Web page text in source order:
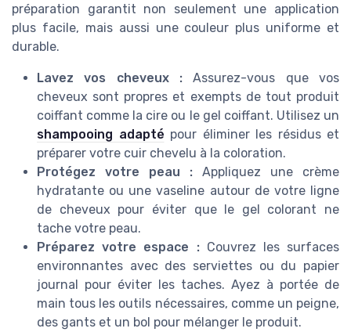
préparation garantit non seulement une application
plus facile, mais aussi une couleur plus uniforme et
durable.
Lavez vos cheveux : Assurez-vous que vos
cheveux sont propres et exempts de tout produit
coiffant comme la cire ou le gel coiffant. Utilisez un
shampooing adapté pour éliminer les résidus et
préparer votre cuir chevelu à la coloration.
Protégez votre peau : Appliquez une crème
hydratante ou une vaseline autour de votre ligne
de cheveux pour éviter que le gel colorant ne
tache votre peau.
Préparez votre espace :Couvrez les surfaces
environnantes avec des serviettes ou du papier
journal pour éviter les taches. Ayez à portée de
main tous les outils nécessaires, comme un peigne,
des gants et un bol pour mélanger le produit.